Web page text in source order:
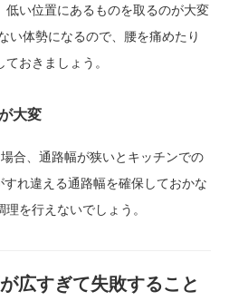
低い位置にあるものを取るのが大変
い体勢になるので、腰を痛めたり
おきましょう。
大変
合、通路幅が狭いとキッチンでの
れ違える通路幅を確保しておかな
を行えないでしょう。
広すぎて失敗すること